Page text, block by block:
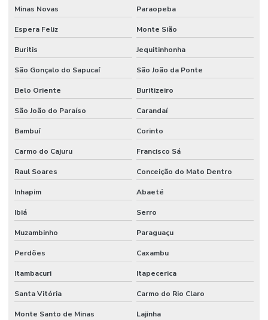
Minas Novas Paraopeba
Espera Feliz Monte Sião
Buritis Jequitinhonha
São Gonçalo do Sapucaí São João da Ponte
Belo Oriente Buritizeiro
São João do Paraíso Carandaí
Bambuí Corinto
Carmo do Cajuru Francisco Sá
Raul Soares Conceição do Mato Dentro
Inhapim Abaeté
Ibiá Serro
Muzambinho Paraguaçu
Perdões Caxambu
Itambacuri Itapecerica
Santa Vitória Carmo do Rio Claro
Monte Santo de Minas Lajinha